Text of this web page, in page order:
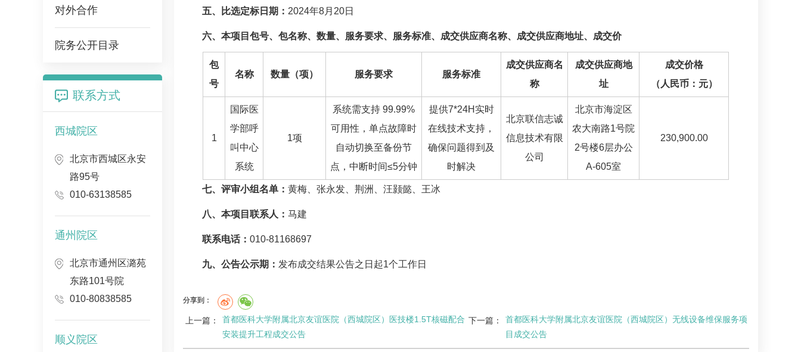
对外合作
院务公开目录
联系方式
西城院区
北京市西城区永安
路95号
010-63138585
通州院区
北京市通州区潞苑
东路101号院
010-80838585
顺义院区
五、比选定标日期： 2024年8月20日
六、本项目包号、包名称、数量、服务要求、服务标准、成交供应商名称、成交供应商地址、成交价
包
号
名称 数量（项） 服务要求 服务标准
成交供应商名
称
成交供应商地
址
成交价格
（人民币：元）
1
国际医
学部呼
叫中心
系统
1项
系统需支持 99.99%
可用性，单点故障时
自动切换至备份节
点，中断时间≤5分钟
提供7*24H实时
在线技术支持，
确保问题得到及
时解决
北京联信志诚
信息技术有限
公司
北京市海淀区
农大南路1号院
2号楼6层办公
A-605室
230,900.00
七、评审小组名单： 黄梅、 张永发、荆洲、汪颢懿、王冰
八、本项目联系人： 马建
联系电话： 010-81168697
九、公告公示期： 发布成交结果公告之日起1个工作日
分享到：
上一篇：
首都医科大学附属北京友谊医院（西城院区）医技楼1.5T核磁配合
安装提升工程成交公告
下一篇：
首都医科大学附属北京友谊医院（西城院区）无线设备维保服务项
目成交公告